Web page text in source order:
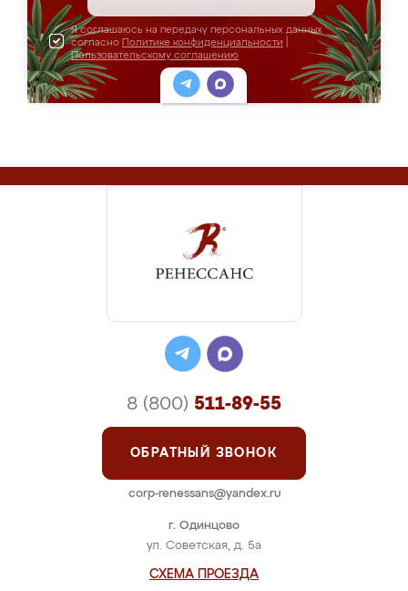
Я соглашаюсь на передачу персональных данных
согласно Политике конфиденциальности
Пользовательскому соглашению
г. Одинцово
ул. Советская, д. 5а
СХЕМА ПРОЕЗДА
8 (800) 511-89-55
ОБРАТНЫЙ ЗВОНОК
corp-renessans@yandex.ru